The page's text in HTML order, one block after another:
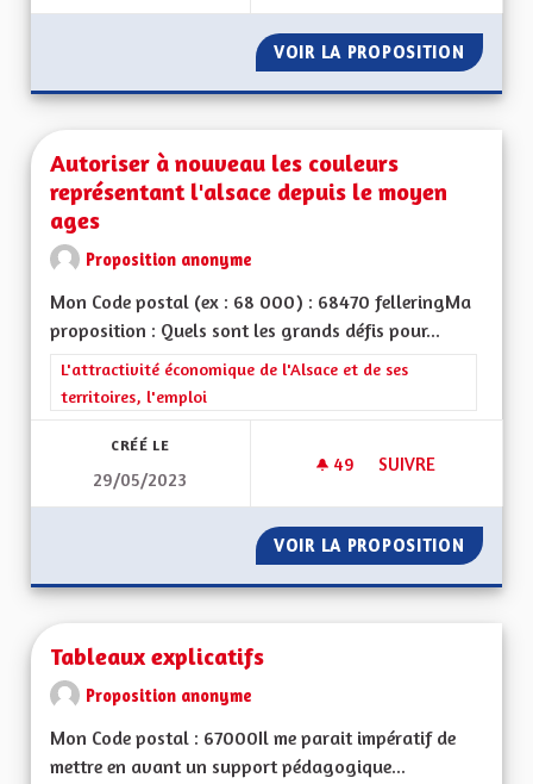
VOIR LA PROPOSITION
Autoriser à nouveau les couleurs
représentant l'alsace depuis le moyen
ages
Proposition anonyme
Mon Code postal (ex : 68 000) : 68470 felleringMa
proposition : Quels sont les grands défis pour...
Filtrer les résultats de la catégorie : L'attractivité
L'attractivité économique de l'Alsace et de ses
territoires, l'emploi
CRÉÉ LE
29/05/2023
49 49 ABONNÉS
SUIVRE
VOIR LA PROPOSITION
Tableaux explicatifs
Proposition anonyme
Mon Code postal : 67000Il me parait impératif de
mettre en avant un support pédagogique...